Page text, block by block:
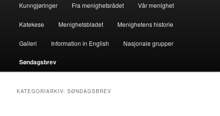
Kunngjøringer Fra menighetsrådet Vår menighet
Katekese Menighetsbladet Menighetens historie
Galleri Information in English Nasjonale grupper
Søndagsbrev
KATEGORIARKIV:SØNDAGSBREV